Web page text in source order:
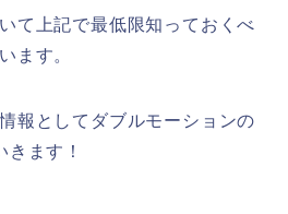
て上記で最低限知っておくべ
ます。
報としてダブルモーションの
ます！